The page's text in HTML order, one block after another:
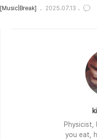
[Music|Break] 2025.07.13
Physicist,
you eat,